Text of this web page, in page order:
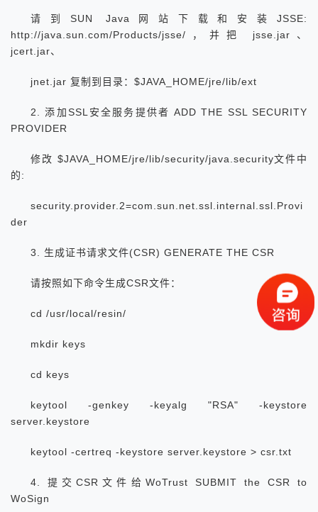
请到SUN Java网站下载和安装JSSE:
http://java.sun.com/Products/jsse/，并把 jsse.jar、
jcert.jar、
jnet.jar 复制到目录：$JAVA_HOME/jre/lib/ext
2. 添加SSL安全服务提供者 ADD THE SSL SECURITY
PROVIDER
修改 $JAVA_HOME/jre/lib/security/java.security文件中
的:
security.provider.2=com.sun.net.ssl.internal.ssl.Provi
der
3. 生成证书请求文件(CSR) GENERATE THE CSR
请按照如下命令生成CSR文件：
cd /usr/local/resin/
mkdir keys
cd keys
keytool -genkey -keyalg "RSA" -keystore
server.keystore
keytool -certreq -keystore server.keystore > csr.txt
4. 提交CSR文件给WoTrust SUBMIT the CSR to
WoSign